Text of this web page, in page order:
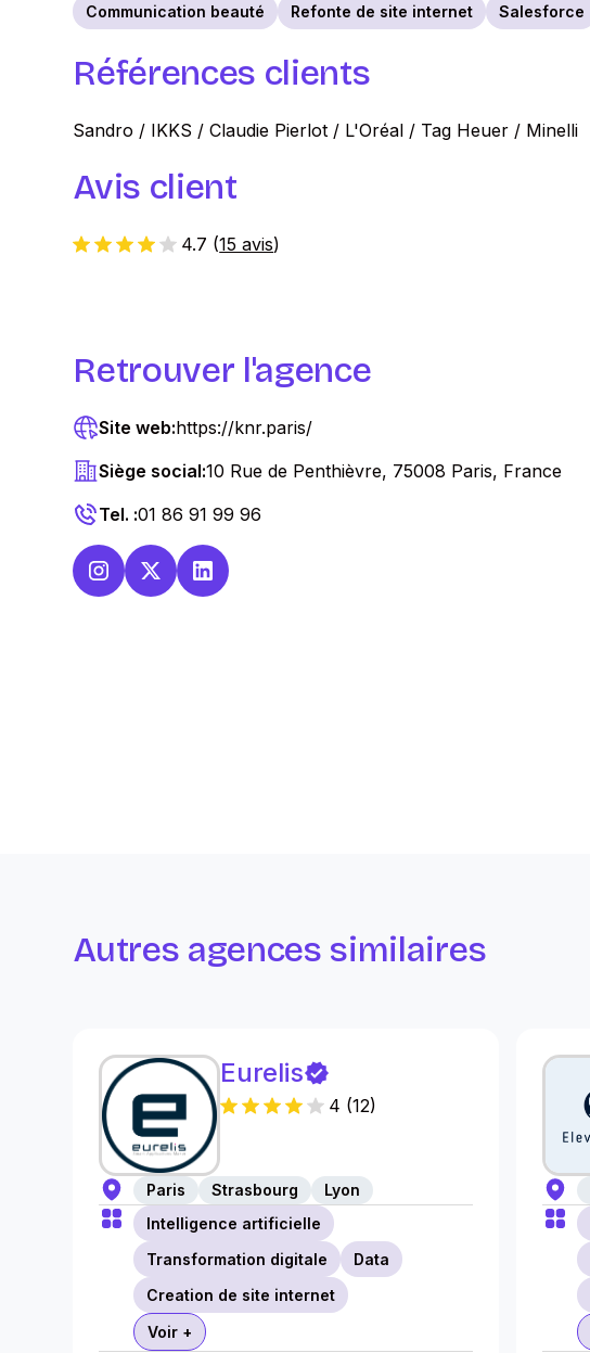
Communication beauté
Refonte de site internet Salesforce
Références clients
Sandro / IKKS / Claudie Pierlot / L'Oréal / Tag Heuer / Minelli
Avis client
4.7 (15 avis)
Retrouver l'agence
Site web:https://knr.paris/
Siège social:10 Rue de Penthièvre, 75008 Paris, France
Tel. :01 86 91 99 96
Autres agences similaires
Eurelis
4 (12)
Paris Strasbourg
Lyon
Intelligence artificielle
Transformation digitale
Data
Creation de site internet
Voir +